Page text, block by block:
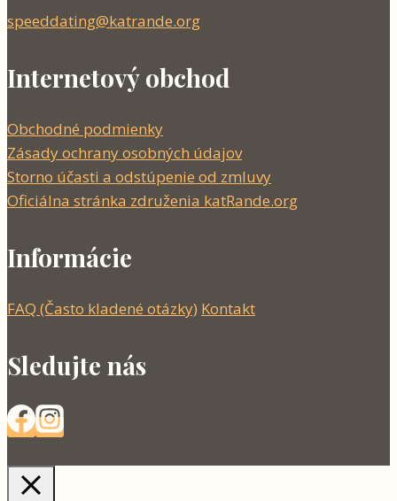
speeddating@katrande.org
Internetový obchod
Obchodné podmienky
Zásady ochrany osobných údajov
Storno účasti a odstúpenie od zmluvy
Oficiálna stránka združenia katRande.org
Informácie
FAQ (Často kladené otázky) Kontakt
Sledujte nás